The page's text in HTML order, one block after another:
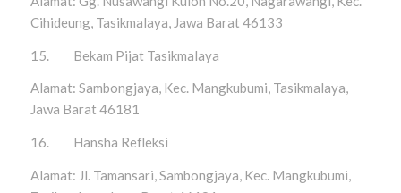
Cihideung, Tasikmalaya, Jawa Barat 46133
15. Bekam Pijat Tasikmalaya
Alamat: Sambongjaya, Kec. Mangkubumi, Tasikmalaya,
Jawa Barat 46181
16. Hansha Refleksi
Alamat: Jl. Tamansari, Sambongjaya, Kec. Mangkubumi,